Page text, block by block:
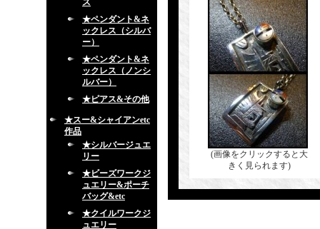
ス
★ペンダント&ネ
ックレス（シルバ
ー）
★ペンダント&ネ
ックレス（ノンシ
ルバー）
★ピアス&その他
★スー&シャイアンetc
作品
★シルバージュエ
リー
★ビーズワークジ
ュエリー&ポーチ
バッグ&etc
★クイルワークジ
ュエリー
(画像をクリックすると大
きく見られます)